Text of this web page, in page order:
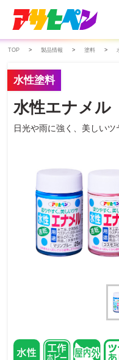
TOP 製品情報 塗料
水性塗料
水性エナメル
日光や雨に強く、美しいツ